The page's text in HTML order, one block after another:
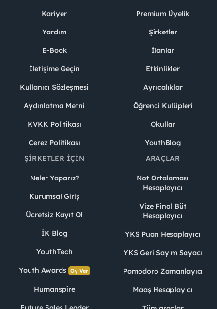
Kariyer
Yardım
E-Book
İletişime Geçin
Kullanıcı Sözleşmesi
Aydınlatma Metni
KVKK Politikası
Çerez Politikası
Premium Üyelik
Şirketler
İlanlar
Etkinlikler
Ayrıcalıklar
Öğrenci Kulüpleri
Okullar
YouthBlog
ŞIRKETLER İÇIN
Neler Yaparız?
Kurumsal Giriş
Ücretsiz Kayıt Ol
İK Blog
YouthTech
Youth Awards Oy Ver
Humanspire
ARAÇLAR
Not Ortalaması
Hesaplayıcı
Vize Final Büt
Hesaplayıcı
YKS Puan Hesaplayıcı
YKS Geri Sayım Sayacı
Pomodoro Zamanlayıcı
Maaş Hesaplayıcı